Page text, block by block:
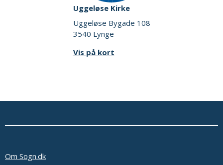
Uggeløse Kirke
Uggeløse Bygade 108
3540 Lynge
Vis på kort
Om Sogn.dk